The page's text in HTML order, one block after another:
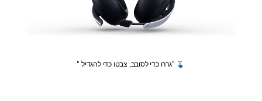
"גררו כדי לסובב, צבטו כדי להגדיל "